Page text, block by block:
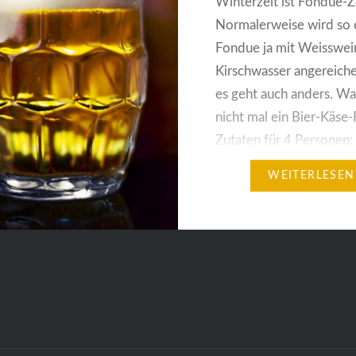
Normalerweise wird so
Fondue ja mit
Kirschwasser
es geht auch anders.
nicht mal ein Bier-Käse-
Zutaten für 4
Chester-Käse (grob
Zubereitung: Das Bier
WEITERLESEN